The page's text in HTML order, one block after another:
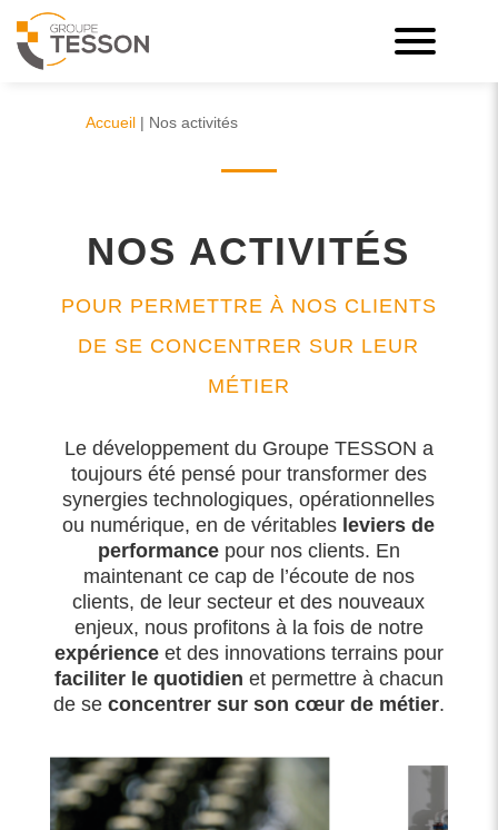
Accueil | Nos activités
NOS ACTIVITÉS
POUR PERMETTRE À NOS CLIENTS
DE SE CONCENTRER SUR LEUR
MÉTIER
Le développement du Groupe TESSON a
toujours été pensé pour transformer des
synergies technologiques, opérationnelles
ou numérique, en de véritables leviers de
performancepour nos clients. En
maintenant ce cap de l’écoute de nos
clients, de leur secteur et des nouveaux
enjeux, nous profitons à la fois de notre
expérienceet des innovations terrains pour
faciliter le quotidien et permettre à chacun
de se concentrer sur son cœur de métier.